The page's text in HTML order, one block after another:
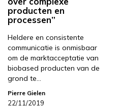
producten en
processen”
Heldere en consistente
communicatie is onmisbaar
om de marktacceptatie van
biobased producten van de
grond te…
Pierre Gielen
22/11/2019